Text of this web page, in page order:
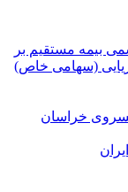
بیمه مستقیم بر
(سهامی خاص)
خراسان